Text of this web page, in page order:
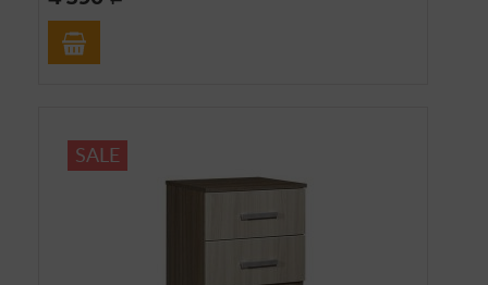
SALE